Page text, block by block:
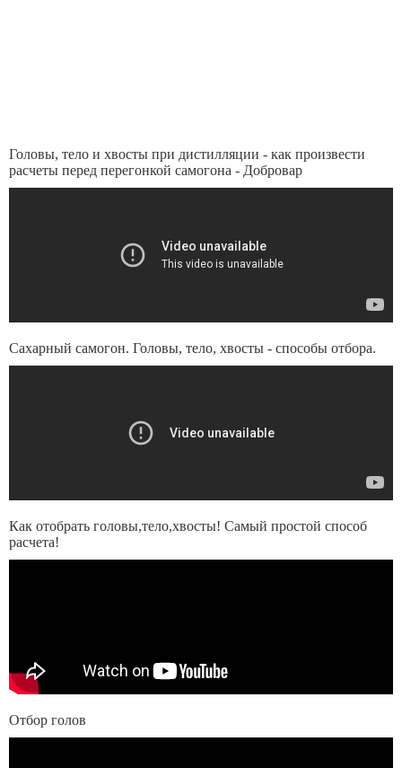
Головы, тело и хвосты при дистилляции - как произвести
расчеты перед перегонкой самогона - Добровар
Сахарный самогон. Головы, тело, хвосты - способы отбора.
Как отобрать головы,тело,хвосты! Самый простой способ
расчета!
Отбор голов